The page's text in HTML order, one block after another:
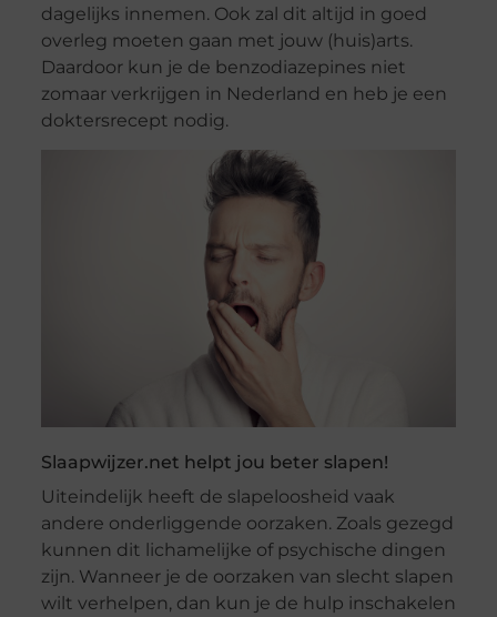
dagelijks innemen. Ook zal dit altijd in goed
overleg moeten gaan met jouw (huis)arts.
Daardoor kun je de benzodiazepines niet
zomaar verkrijgen in Nederland en heb je een
doktersrecept nodig.
Slaapwijzer.net helpt jou beter slapen!
Uiteindelijk heeft de slapeloosheid vaak
andere onderliggende oorzaken. Zoals gezegd
kunnen dit lichamelijke of psychische dingen
zijn. Wanneer je de oorzaken van slecht slapen
wilt verhelpen, dan kun je de hulp inschakelen